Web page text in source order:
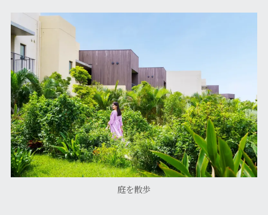
庭を散歩